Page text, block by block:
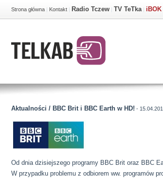
Strona główna | Kontakt | Radio Tczew | TV TeTka | iBOK
Aktualności / BBC Brit i BBC Earth w HD! -
Od dnia dzisiejszego programy BBC Brit oraz BBC
W przypadku problemu z odbiorem ww. programów